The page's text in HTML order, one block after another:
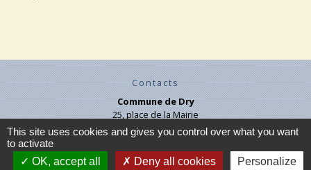
Contacts
Commune de Dry
25, place de la Mairie
45370 Dry - FRANCE
+33 2 38 45 71 07
Contact par formulaire
This site uses cookies and gives you control over what you want
to activate
OK, accept all
Deny all cookies Personalize